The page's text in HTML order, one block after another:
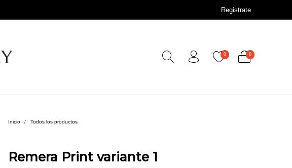
Registrate
0 0
Inicio / Todos los productos
Remera Print variante 1